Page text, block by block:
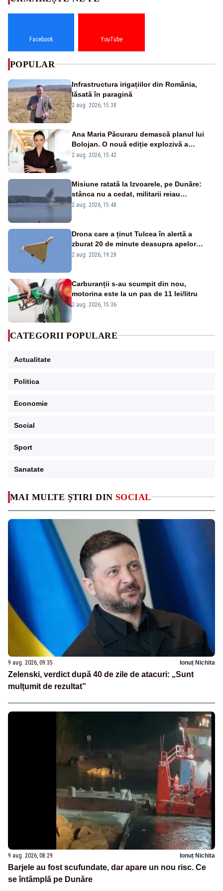
MAI MULTE ȘTIRI DIN SOCIAL
9 aug. 2026, 09:35 Ionuț Nichita
Zelenski, verdict după 40 de zile de atacuri: „Sunt
mulțumit de rezultat”
9 aug. 2026, 08:29 Ionuț Nichita
Barjele au fost scufundate, dar apare un nou risc. Ce
se întâmplă pe Dunăre
Facebook YouTube
POPULAR
Infrastructura irigațiilor din România,
lăsată în paragină
2 aug. 2026, 15:38
Ana Maria Păcuraru demască planul lui
Bolojan. O nouă ediție explozivă a
emisiunii „Miza Zilei” la Realitatea PLUS
2 aug. 2026, 15:42
Misiune ratată la Izvoarele, pe Dunăre:
stânca nu a cedat, militarii reiau
detonările luni – VIDEO
2 aug. 2026, 15:48
Drona care a ținut Tulcea în alertă a
zburat 20 de minute deasupra apelor
României. Au fost ridicate două F-16
2 aug. 2026, 19:28
Carburanții s-au scumpit din nou,
motorina este la un pas de 11 lei/litru
2 aug. 2026, 15:36
CATEGORII POPULARE
Actualitate
Politica
Economie
Social
Sport
Sanatate